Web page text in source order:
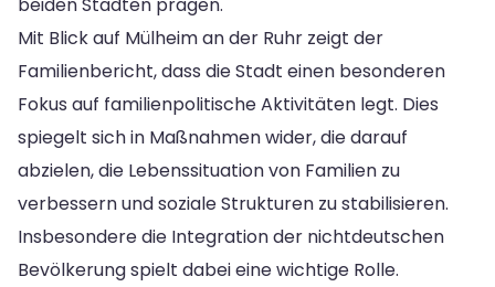
Mit Blick auf Mülheim an der Ruhr zeigt der
Familienbericht, dass die Stadt einen besonderen
Fokus auf familienpolitische Aktivitäten legt. Dies
spiegelt sich in Maßnahmen wider, die darauf
abzielen, die Lebenssituation von Familien zu
verbessern und soziale Strukturen zu stabilisieren.
Insbesondere die Integration der nichtdeutschen
Bevölkerung spielt dabei eine wichtige Rolle.